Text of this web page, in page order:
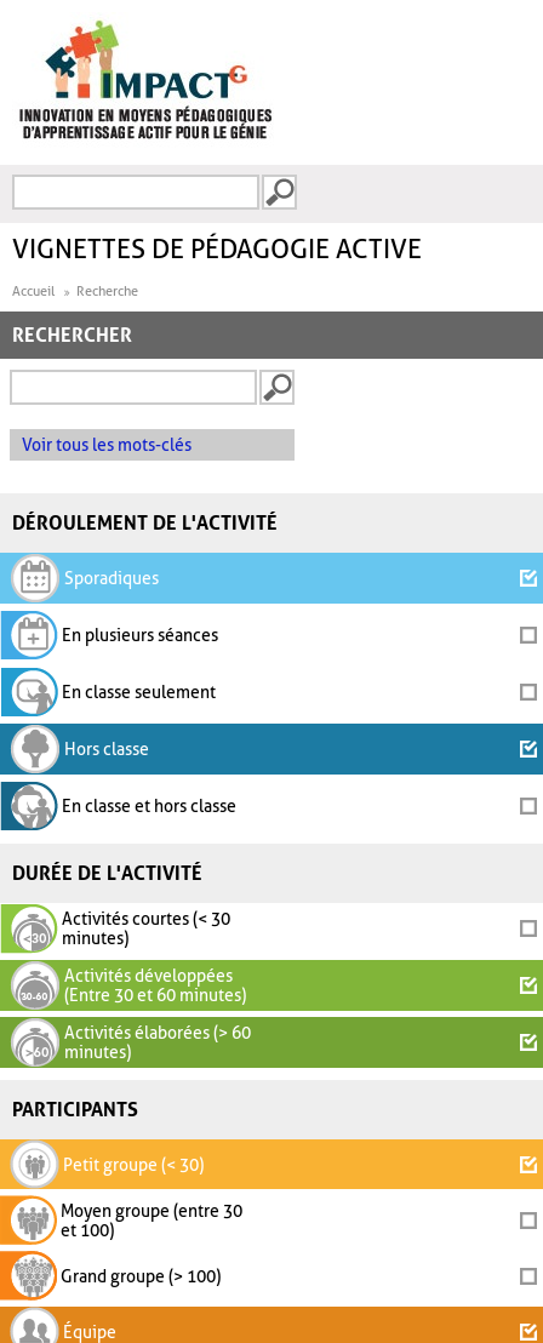
FORMULAIRE DE
VIGNETTES DE PÉDAGOGIE ACTIVE
Accueil Recherche
RECHERCHER
Voir tous les mots-clés
DÉROULEMENT DE L'ACTIVITÉ
Sporadiques
En plusieurs séances
En classe seulement
Hors classe
En classe et hors classe
DURÉE DE L'ACTIVITÉ
Activités courtes (< 30
minutes)
Activités développées
(Entre 30 et 60 minutes)
Activités élaborées (> 60
minutes)
PARTICIPANTS
Petit groupe (< 30)
Moyen groupe (entre 30
et 100)
Grand groupe (> 100)
Équipe